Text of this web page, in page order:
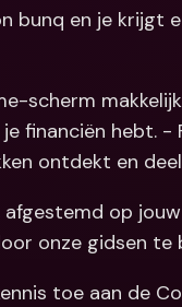
bunq en je krijgt
scherm
financiën hebt.
ontdekt en
op
onze gidsen te
toe aan de